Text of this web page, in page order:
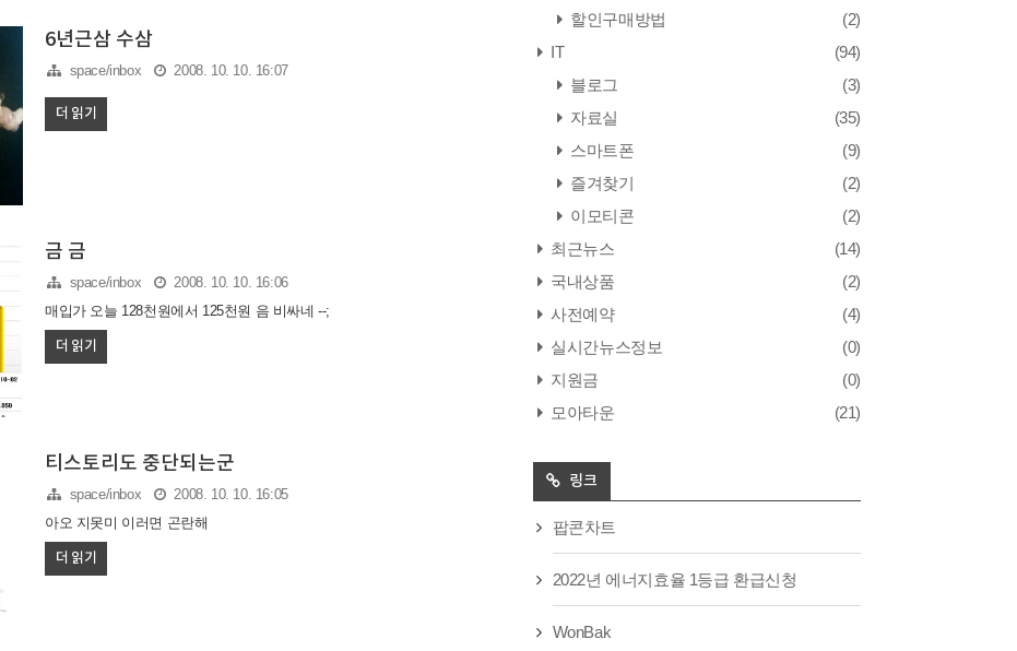
6년근삼 수삼
space/inbox 2008. 10. 10. 16:07
더 읽기
금 금
space/inbox
2008. 10. 10. 16:06
매입가 오늘 128천원에서 125천원 음 비싸네 --;
더 읽기
티스토리도 중단되는군
space/inbox
2008. 10. 10. 16:05
아오 지못미 이러면 곤란해
더 읽기
할인구매방법
(2)
IT
(94)
블로그
(3)
자료실
(35)
스마트폰
(9)
즐겨찾기
(2)
이모티콘
(2)
최근뉴스
(14)
국내상품
(2)
사전예약
(4)
실시간뉴스정보
(0)
지원금
(0)
모아타운
(21)
링크
팝콘차트
2022년 에너지효율 1등급 환급신청
WonBak